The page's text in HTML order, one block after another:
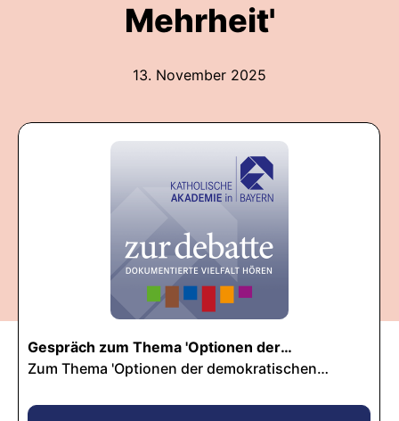
Mehrheit'
13. November 2025